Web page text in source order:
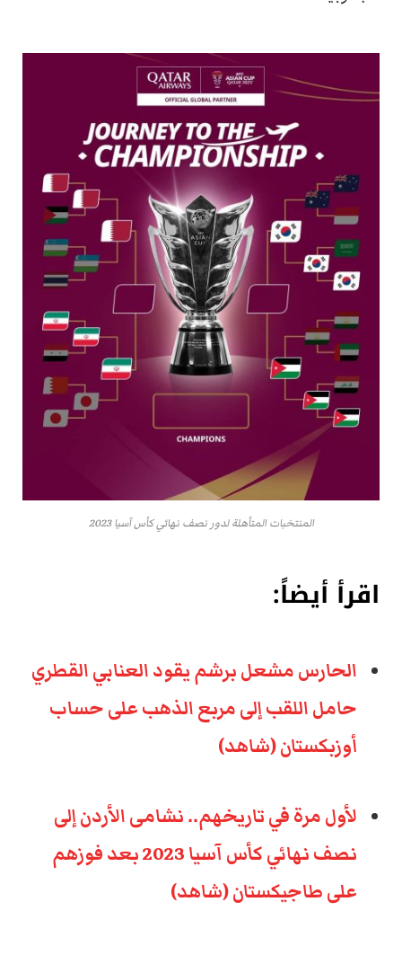
المنتخبات المتأهلة لدور نصف نهائي كأس آسيا 2023
اقرأ أيضاً:
الحارس مشعل برشم يقود العنابي القطري
حامل اللقب إلى مربع الذهب على حساب
أوزبكستان (شاهد)
لأول مرة في تاريخهم.. نشامى الأردن إلى
نصف نهائي كأس آسيا 2023 بعد فوزهم
على طاجيكستان (شاهد)